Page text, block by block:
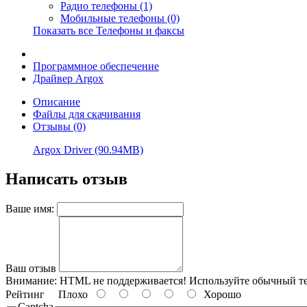
Радио телефоны (1)
Мобильные телефоны (0)
Показать все Телефоны и факсы
Программное обеспечение
Драйвер Argox
Описание
Файлы для скачивания
Отзывы (0)
Argox Driver (90.94MB)
Написать отзыв
Ваше имя:
Ваш отзыв
Внимание: HTML не поддерживается! Используйте обычный
Рейтинг Плохо
Хорошо